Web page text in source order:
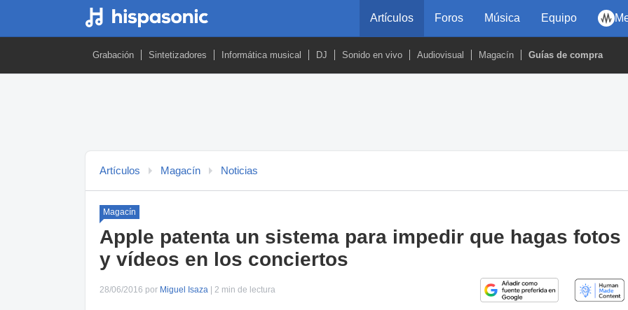
Artículos Foros Música Equipo
Grabación Sintetizadores Informática musical DJ Sonido en vivo Audiovisual Magacín Guías de compra
Artículos Magacín Noticias
Magacín
Apple patenta un sistema para impedir que hagas fotos
y vídeos en los conciertos
28/06/2016 por Miguel Isaza | 2 min de lectura